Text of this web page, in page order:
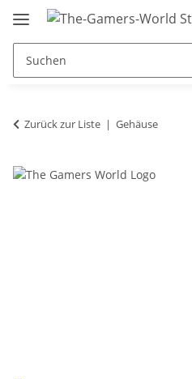
Zurück zur Liste Gehäuse